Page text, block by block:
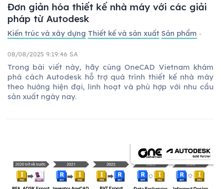
Đơn giản hóa thiết kế nhà máy với các giải
pháp từ Autodesk
Kiến trúc và xây dựng Thiết kế và sản xuất Sản phẩm -
08/08/2025 9:19:46 SA
Trong bài viết này, hãy cùng OneCAD Vietnam khám
phá cách Autodesk hỗ trợ quá trình thiết kế nhà máy
theo hướng hiện đại, linh hoạt và phù hợp với nhu cầu
sản xuất ngày nay.